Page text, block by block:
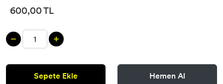
600,00 TL
Sepete Ekle Hemen Al